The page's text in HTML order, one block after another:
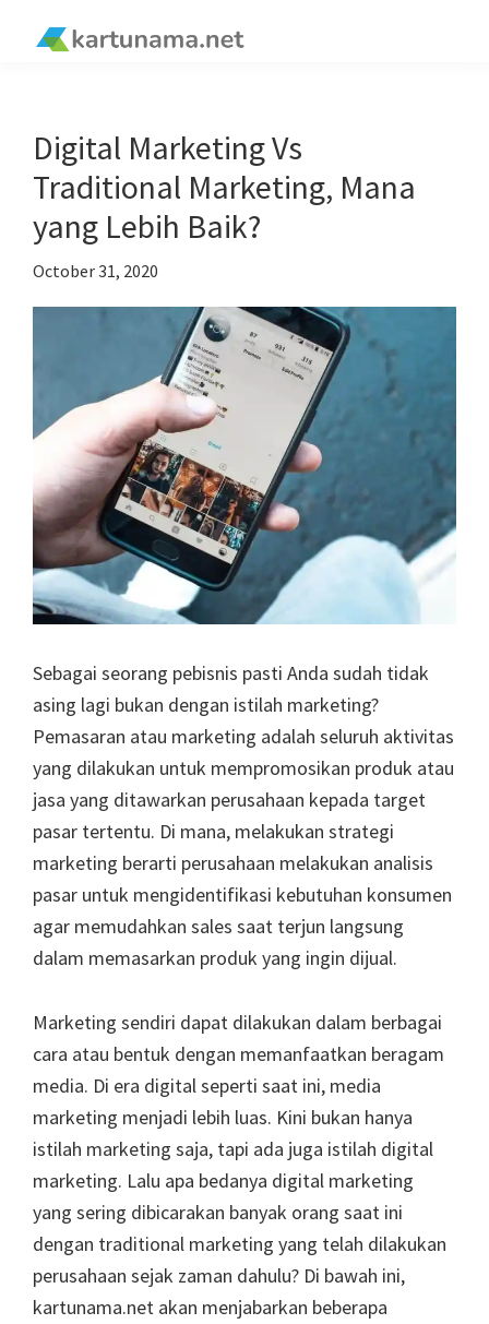
Digital Marketing Vs
Traditional Marketing, Mana
yang Lebih Baik?
October 31, 2020
Sebagai seorang pebisnis pasti Anda sudah tidak
asing lagi bukan dengan istilah marketing?
Pemasaran atau marketing adalah seluruh aktivitas
yang dilakukan untuk mempromosikan produk atau
jasa yang ditawarkan perusahaan kepada target
pasar tertentu. Di mana, melakukan strategi
marketing berarti perusahaan melakukan analisis
pasar untuk mengidentifikasi kebutuhan konsumen
agar memudahkan sales saat terjun langsung
dalam memasarkan produk yang ingin dijual.
Marketing sendiri dapat dilakukan dalam berbagai
cara atau bentuk dengan memanfaatkan beragam
media. Di era digital seperti saat ini, media
marketing menjadi lebih luas. Kini bukan hanya
istilah marketing saja, tapi ada juga istilah digital
marketing. Lalu apa bedanya digital marketing
yang sering dibicarakan banyak orang saat ini
dengan traditional marketing yang telah dilakukan
perusahaan sejak zaman dahulu? Di bawah ini,
kartunama.net akan menjabarkan beberapa